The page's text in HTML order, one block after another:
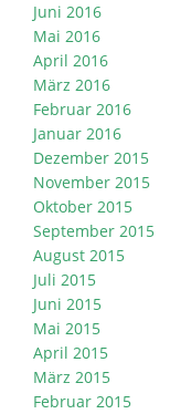
Juni 2016
Mai 2016
April 2016
März 2016
Februar 2016
Januar 2016
Dezember 2015
November 2015
Oktober 2015
September 2015
August 2015
Juli 2015
Juni 2015
Mai 2015
April 2015
März 2015
Februar 2015